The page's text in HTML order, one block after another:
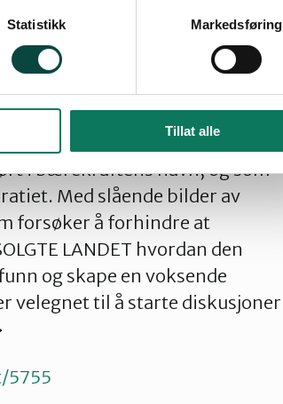
Statistikk Markedsføring
Tillat alle
at naturen rundt dem blir
ikke blir hørt når de
deres.
mot praksisen med å avfeie
og suspekt. Vi får møte
i bærekraftens navn, og som
Med slående bilder av
forsøker å forhindre at
LANDET hvordan den
og skape en voksende
velegnet til å starte diskusjoner